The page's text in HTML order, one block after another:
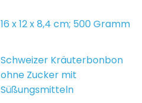
‎16 x 12 x 8,4 cm; 500 Gramm
‎Schweizer Kräuterbonbon
ohne Zucker mit
Süßungsmitteln